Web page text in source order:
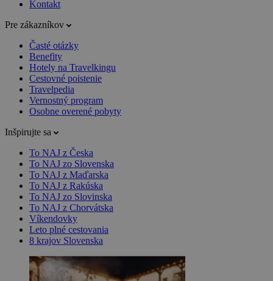
Kontakt
Pre zákazníkov
Časté otázky
Benefity
Hotely na Travelkingu
Cestovné poistenie
Travelpedia
Vernostný program
Osobne overené pobyty
Inšpirujte sa
To NAJ z Česka
To NAJ zo Slovenska
To NAJ z Maďarska
To NAJ z Rakúska
To NAJ zo Slovinska
To NAJ z Chorvátska
Víkendovky
Leto plné cestovania
8 krajov Slovenska